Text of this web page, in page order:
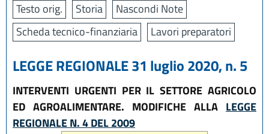
Testo orig.
Storia
Nascondi Note
Scheda tecnico-finanziaria
Lavori preparatori
LEGGE REGIONALE 31 luglio 2020, n. 5
INTERVENTI URGENTI PER IL SETTORE AGRICOLO
ED AGROALIMENTARE. MODIFICHE ALLA LEGGE
REGIONALE N. 4 DEL 2009